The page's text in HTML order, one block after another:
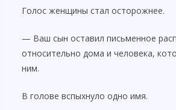
Голос женщины стал осторожнее.
— Ваш сын оставил письменное
относительно дома и человека,
ним.
В голове вспыхнуло одно имя.